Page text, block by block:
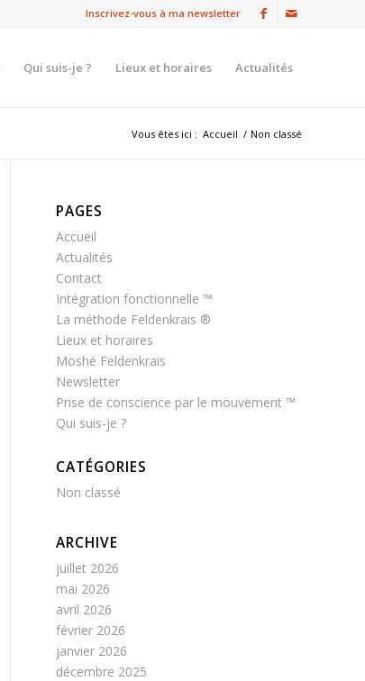
Inscrivez-vous à ma newsletter
Qui suis-je ? Lieux et horaires Actualités
Vous êtes ici : Accueil / Non classé
PAGES
Accueil
Actualités
Contact
Intégration fonctionnelle ™
La méthode Feldenkrais ®
Lieux et horaires
Moshé Feldenkrais
Newsletter
Prise de conscience par le mouvement ™
Qui suis-je ?
CATÉGORIES
Non classé
ARCHIVE
juillet 2026
mai 2026
avril 2026
février 2026
janvier 2026
décembre 2025